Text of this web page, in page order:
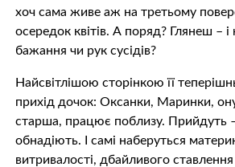
хоч сама живе аж на третьому
осередок квітів. А поряд? Глянеш –
бажання чи рук сусідів?
Найсвітлішою сторінкою її
прихід дочок: Оксанки, Маринки,
старша, працює поблизу. Прийдуть
обнадіють. І самі наберуться
витривалості, дбайливого ставлення